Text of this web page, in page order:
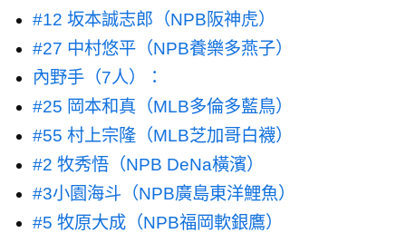
#12 坂本誠志郎（NPB阪神虎）
#27 中村悠平（NPB養樂多燕子）
內野手（7人）：
#25 岡本和真（MLB多倫多藍鳥）
#55 村上宗隆（MLB芝加哥白襪）
#2 牧秀悟（NPB DeNa橫濱）
#3小園海斗（NPB廣島東洋鯉魚）
#5 牧原大成（NPB福岡軟銀鷹）